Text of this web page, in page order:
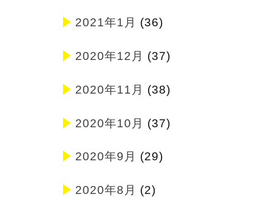
2021年1月 (36)
2020年12月 (37)
2020年11月 (38)
2020年10月 (37)
2020年9月 (29)
2020年8月 (2)